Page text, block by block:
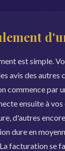
est simple.
avis des autres
commence par
ensuite à
d'autres
dure en
facturation se